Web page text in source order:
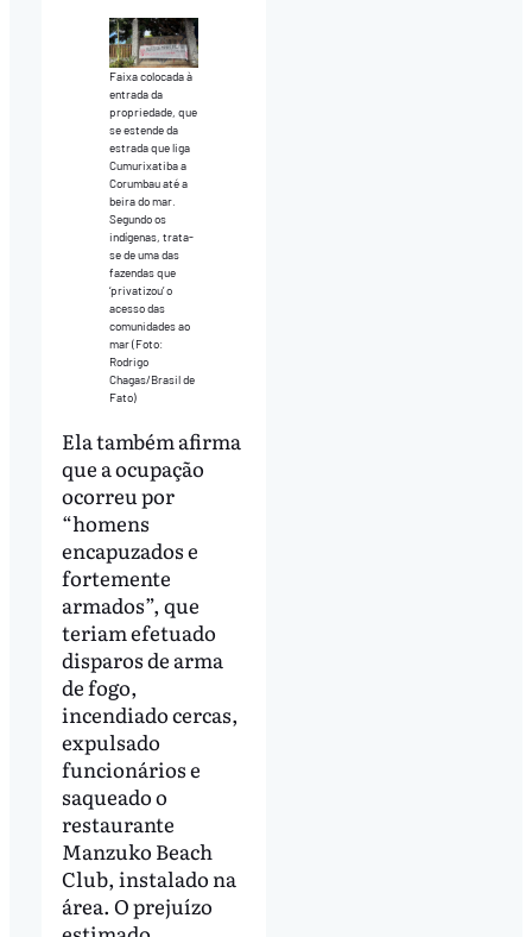
Faixa colocada à
entrada da
propriedade, que
se estende da
estrada que liga
Cumurixatiba a
Corumbau até a
beira do mar.
Segundo os
indígenas, trata-
se de uma das
fazendas que
‘privatizou’ o
acesso das
comunidades ao
mar (Foto:
Rodrigo
Chagas/Brasil de
Fato)
Ela também afirma
que a ocupação
ocorreu por
“homens
encapuzados e
fortemente
armados”, que
teriam efetuado
disparos de arma
de fogo,
incendiado cercas,
expulsado
funcionários e
saqueado o
restaurante
Manzuko Beach
Club, instalado na
área. O prejuízo